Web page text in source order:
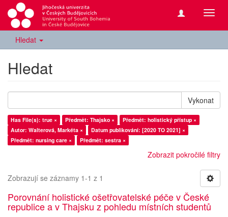
Hledat
Hledat
Vykonat
Has File(s): true × Předmět: Thajsko ×
Předmět: holistický přístup ×
Autor: Walterová, Markéta ×
Datum publikování: [2020 TO 2021] ×
Předmět: nursing care ×
Předmět: sestra ×
Zobrazit pokročilé filtry
Zobrazují se záznamy 1-1 z 1
Porovnání holistické ošetřovatelské péče v České
republice a v Thajsku z pohledu místních studentů